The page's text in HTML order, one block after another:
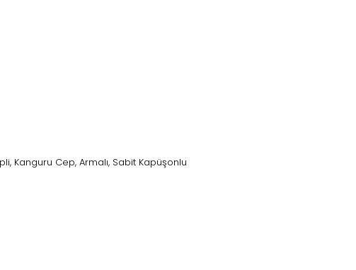
Kanguru Cep, Armalı, Sabit Kapüşonlu